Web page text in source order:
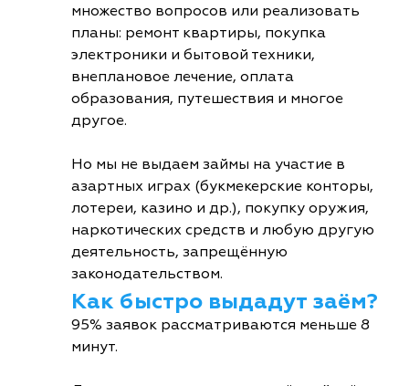
множество вопросов или реализовать
планы: ремонт квартиры, покупка
электроники и бытовой техники,
внеплановое лечение, оплата
образования, путешествия и многое
другое.
Но мы не выдаем займы на участие в
азартных играх (букмекерские конторы,
лотереи, казино и др.), покупку оружия,
наркотических средств и любую другую
деятельность, запрещённую
законодательством.
Как быстро выдадут заём?
95% заявок рассматриваются меньше 8
минут.